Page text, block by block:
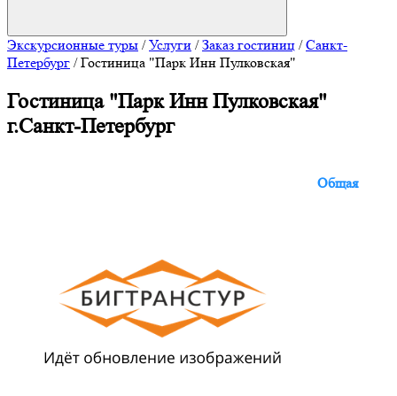
Экскурсионные туры / Услуги /Заказ гостиниц /Санкт-
Петербург /Гостиница "Парк Инн Пулковская"
Гостиница "Парк Инн Пулковская"
г.Санкт-Петербург
Общая